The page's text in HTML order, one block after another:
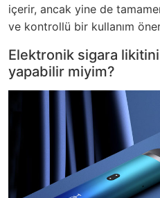
içerir, ancak yine de
ve kontrollü bir kullanım
Elektronik sigara
yapabilir miyim?